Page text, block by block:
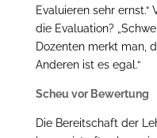
Evaluieren sehr
die Evaluation?
Dozenten merkt man,
Anderen ist es egal.“
Scheu vor Bewertung
Die Bereitschaft der